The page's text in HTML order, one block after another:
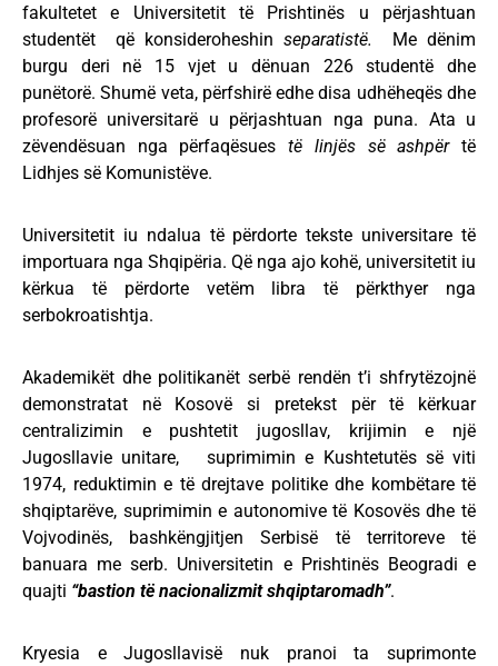
fakultetet e Universitetit të Prishtinës u përjashtuan
studentët që konsideroheshin separatistë.
Me dënim
burgu deri në 15 vjet u dënuan 226 studentë dhe
punëtorë. Shumë veta, përfshirë edhe disa udhëheqës dhe
profesorë universitarë u përjashtuan nga puna. Ata u
zëvendësuan nga përfaqësuestë linjës së ashpërtë
Lidhjes së Komunistëve.
Universitetit iu ndalua të përdorte tekste universitare të
importuara nga Shqipëria. Që nga ajo kohë, universitetit iu
kërkua të përdorte vetëm libra të përkthyer nga
serbokroatishtja.
Akademikët dhe politikanët serbë rendën t’i shfrytëzojnë
demonstratat në Kosovë si pretekst për të kërkuar
centralizimin e pushtetit jugosllav, krijimin e një
Jugosllavie unitare, suprimimin e Kushtetutës së viti
1974, reduktimin e të drejtave politike dhe kombëtare të
shqiptarëve, suprimimin e autonomive të Kosovës dhe të
Vojvodinës, bashkëngjitjen Serbisë të territoreve të
banuara me serb. Universitetin e Prishtinës Beogradi e
quajti “bastion të nacionalizmit shqiptaromadh”.
Kryesia e Jugosllavisë nuk pranoi ta suprimonte